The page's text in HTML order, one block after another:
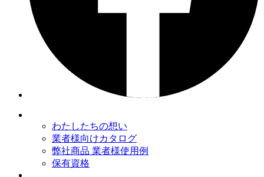
わたしたちの想い
業者様向けカタログ
弊社商品 業者様使用例
保有資格